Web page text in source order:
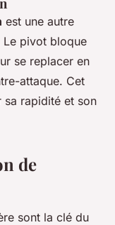
est une autre
Le pivot bloque
se replacer en
attaque. Cet
rapidité et son
de
sont la clé du